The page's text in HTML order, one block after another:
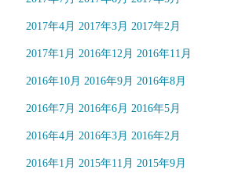
2017年4月 2017年3月 2017年2月
2017年1月 2016年12月 2016年11月
2016年10月 2016年9月 2016年8月
2016年7月 2016年6月 2016年5月
2016年4月 2016年3月 2016年2月
2016年1月 2015年11月 2015年9月